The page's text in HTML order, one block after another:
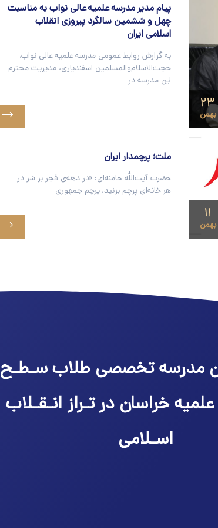
۲۳
بهمن
پیام مدیر مدرسه علمیه عالی نواب به مناسبت
چهل و ششمین سالگرد پیروزی انقلاب
اسلامی ایران
به گزارش روابط عمومی مدرسه علمیه عالی نواب،
حجت‌الاسلام‌والمسلمین اسفندیاری، مدیریت محترم
این مدرسه در
۱۱
بهمن
ملت؛ پرچمدار ایران
حضرت آیت‌الله خامنه‌ای: «در دهه‌ی فجر بر سَر در
هر خانه‌اى پرچم بزنید، پرچم جمهورى
مدرسه تخصصی طلاب سـطـح
خراسان در تـراز انـقـلاب
اسـلامی